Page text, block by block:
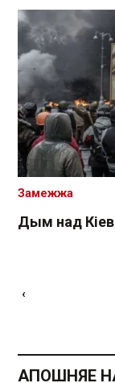
Дым над
Замежжа
‹
АПОШНЯЕ